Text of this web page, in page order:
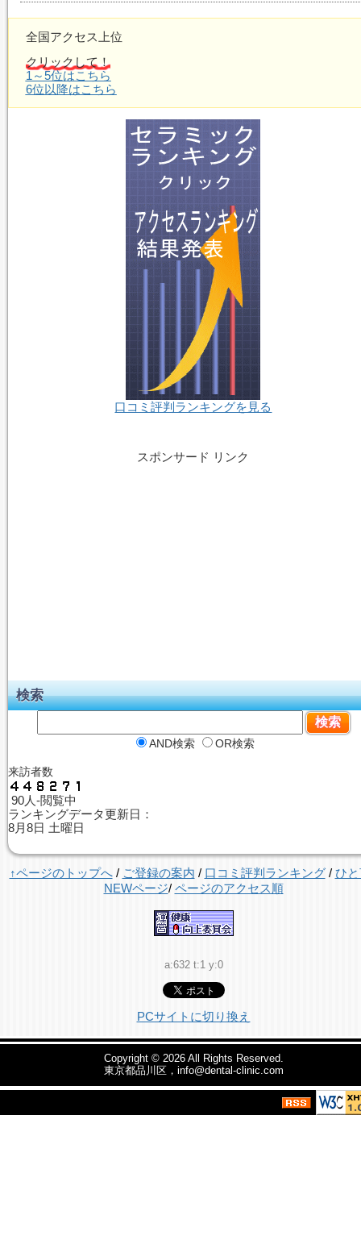
全国アクセス上位
クリックして！
1～5位はこちら
6位以降はこちら
口コミ評判ランキングを見る
スポンサード リンク
検索
AND検索 OR検索
来訪者数
90人-閲覧中
ランキングデータ更新日：
8月8日 土曜日
↑ページのトップへ/ ご登録の案内 / 口コミ評判ランキング/ ひ
NEWページ/ ページのアクセス順
a:632 t:1 y:0
PCサイトに切り換え
Copyright © 2026 All Rights Reserved.
東京都品川区，info@dental-clinic.com